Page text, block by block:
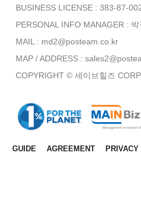
BUSINESS LICENSE : 383-87-
PERSONAL INFO MANAGER : 박
MAIL : md2@posteam.co.kr
MAP / ADDRESS :
COPYRIGHT © 세이브힐즈
GUIDE AGREEMENT